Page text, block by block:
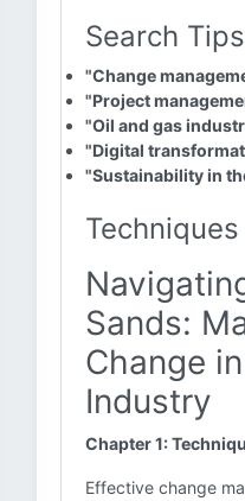
Search Tips
"Change
"Project
"Oil and gas
"Digital
"Sustainability in
Techniques
Sands:
Change
Industry
Chapter 1:
Effective change